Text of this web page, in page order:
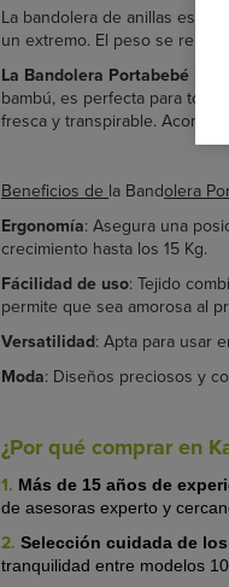
La bandolera de anillas es un
un extremo. El peso se
La Bandolera Portabebé
bambú, es perfecta para
fresca y transpirable.
Beneficios de la Bandolera
Ergonomía: Asegura una
crecimiento hasta los 15 Kg.
Fácilidad de uso: Tejido
permite que sea amorosa al
Versatilidad: Apta para usar
Moda: Diseños preciosos y
¿Por qué comprar en
1. Más de 15 años de
de asesoras experto y
2. Selección cuidada de
tranquilidad entre modelos